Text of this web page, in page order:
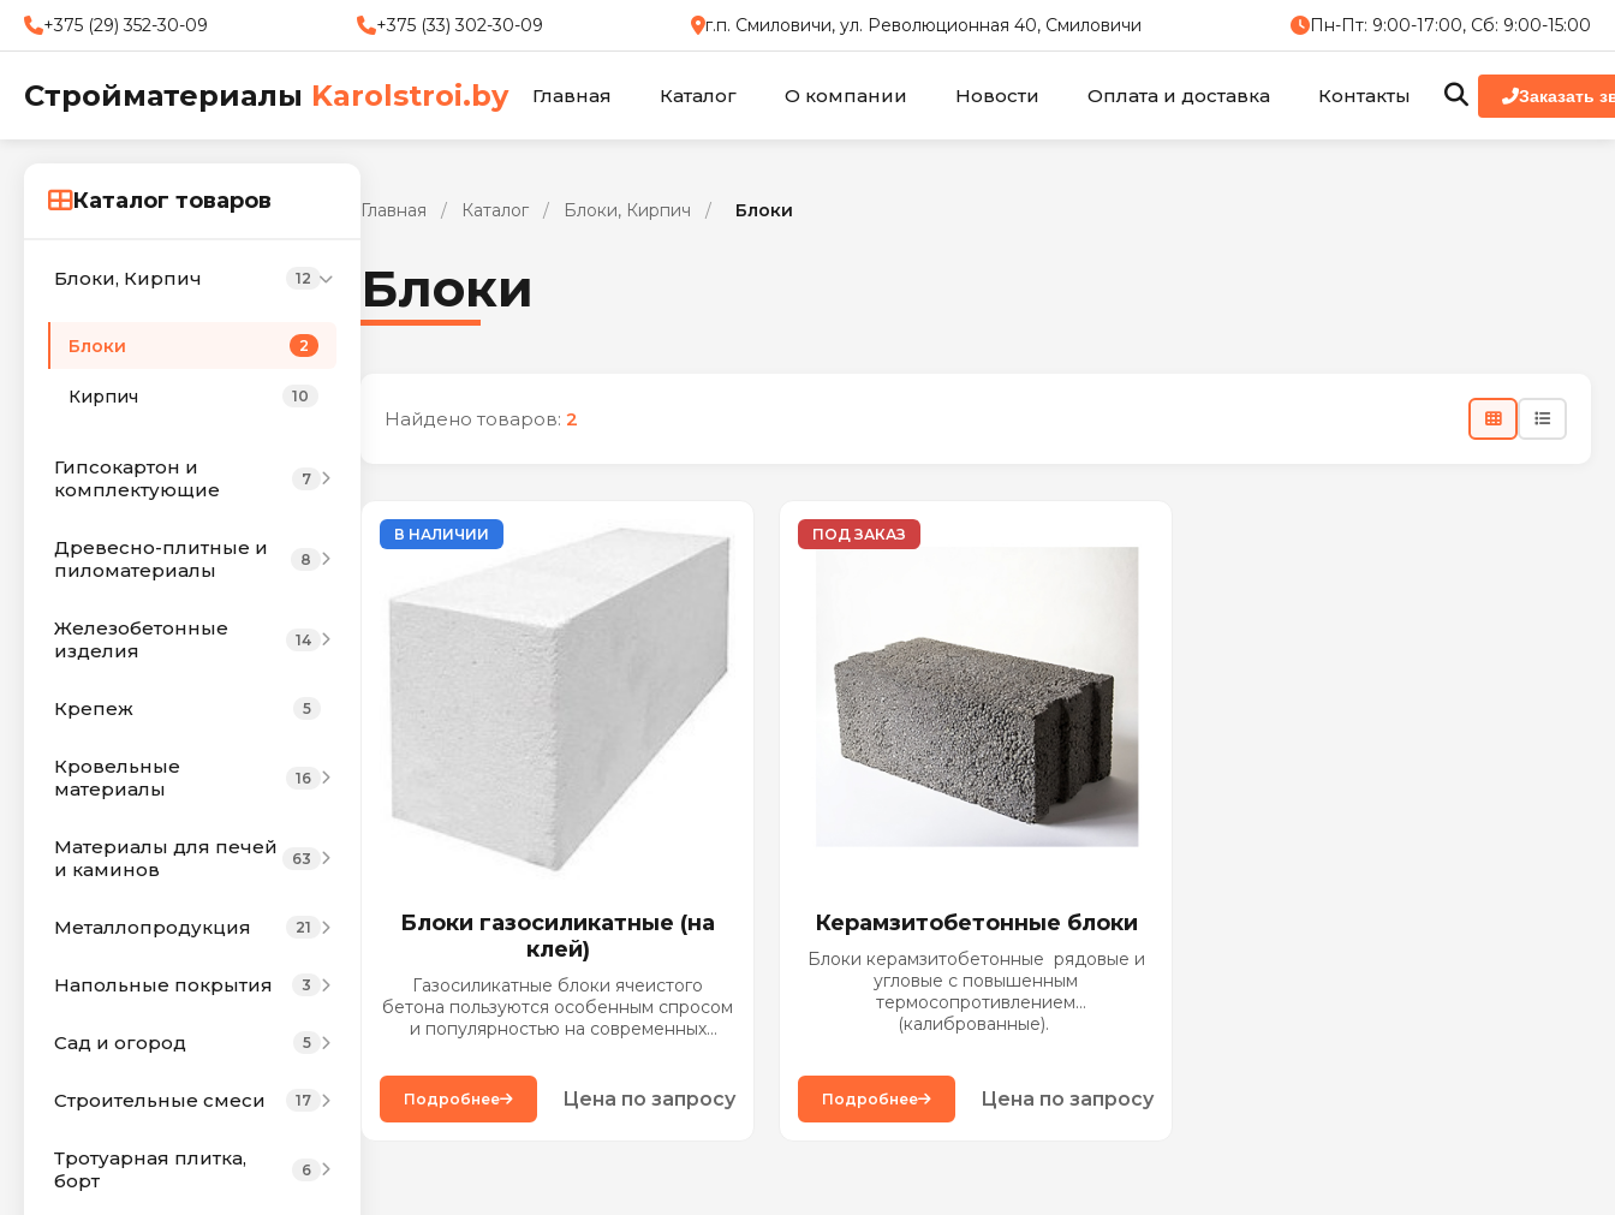
+375 (29) 352-30-09 +375 (33) 302-30-09 г.п. Смиловичи, ул. Революционная 40, Смиловичи Пн-Пт: 9:00-17:00, Сб: 9:00-15:00
Стройматериалы Karolstroi.by Главная Каталог О компании Новости Оплата и доставка Контакты Заказать
Каталог товаров
Блоки, Кирпич 12
Блоки 2
Кирпич 10
Гипсокартон и
комплектующие
7
Древесно-плитные и
пиломатериалы
8
Железобетонные
изделия
14
Крепеж 5
Кровельные
материалы
16
Материалы для печей
и каминов
63
Металлопродукция 21
Напольные покрытия 3
Сад и огород 5
Строительные смеси 17
Тротуарная плитка,
борт
6
Главная / Каталог / Блоки, Кирпич / Блоки
Блоки
Найдено товаров: 2
В НАЛИЧИИ
Блоки газосиликатные (на
клей)
Газосиликатные блоки ячеистого
бетона пользуются особенным спросом
и популярностью на современных
том что такой стройматериал является...
Подробнее Цена по запросу
ПОД ЗАКАЗ
Керамзитобетонные блоки
Блоки керамзитобетонные рядовые и
угловые с повышенным
термосопротивлением
(калиброванные).
Подробнее Цена по запросу